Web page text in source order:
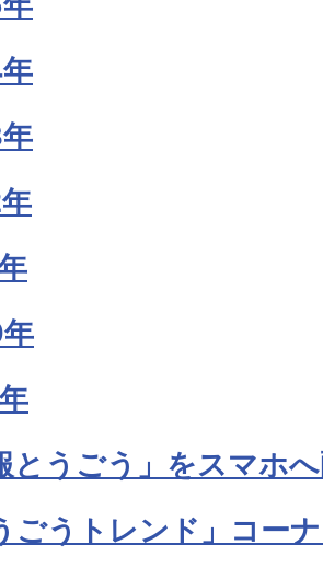
とうごう」をスマホ
ごうトレンド」コー